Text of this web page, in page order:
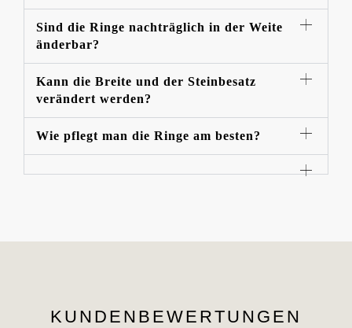
Sind die Ringe nachträglich in der Weite
änderbar?
Kann die Breite und der Steinbesatz
verändert werden?
Wie pflegt man die Ringe am besten?
KUNDENBEWERTUNGEN